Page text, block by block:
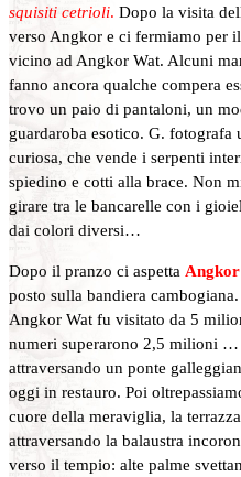
squisiti cetrioli. Dopo la visita
verso Angkor e ci fermiamo per
vicino ad Angkor Wat. Alcuni
fanno ancora qualche compera
trovo un paio di pantaloni, un
guardaroba esotico. G. fotografa
curiosa, che vende i serpenti
spiedino e cotti alla brace. Non
girare tra le bancarelle con i
dai colori diversi…
Dopo il pranzo ci aspetta
posto sulla bandiera
Angkor Wat fu visitato da 5
numeri superarono 2,5 milioni …
attraversando un ponte
oggi in restauro. Poi
cuore della meraviglia, la
attraversando la balaustra
verso il tempio: alte palme